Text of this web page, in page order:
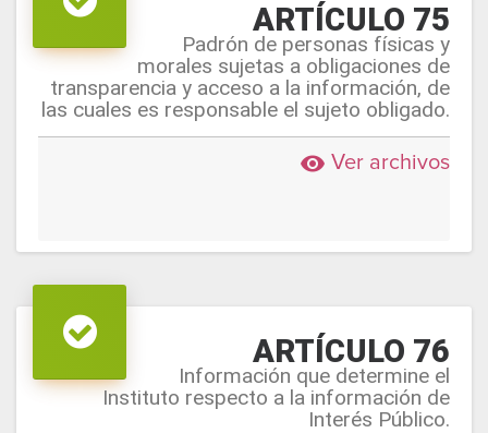
ARTÍCULO 75
Padrón de personas físicas y
morales sujetas a obligaciones de
transparencia y acceso a la información, de
las cuales es responsable el sujeto obligado.
remove_red_eye Ver archivos
ARTÍCULO 76
Información que determine el
Instituto respecto a la información de
Interés Público.